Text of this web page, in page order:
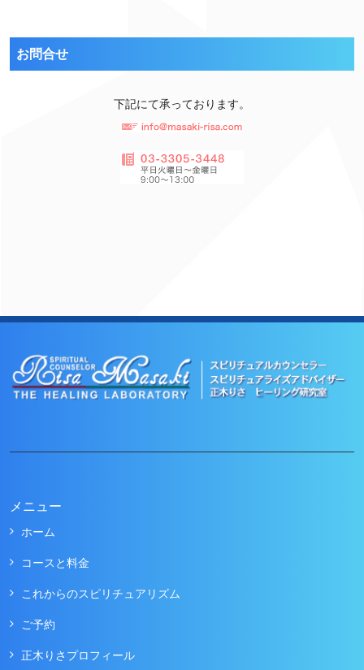
お問合せ
下記にて承っております。
メニュー
ホーム
コースと料金
これからのスピリチュアリズム
ご予約
正木りさプロフィール